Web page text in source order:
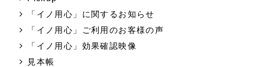
「イノ用心」に関するお知らせ
「イノ用心」ご利用のお客様の声
「イノ用心」効果確認映像
見本帳